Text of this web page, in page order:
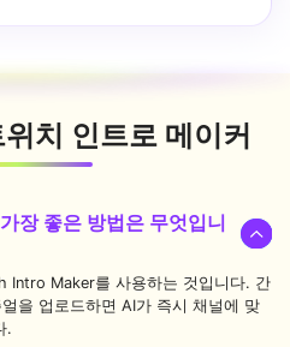
치 인트로 메이커
장 좋은 방법은 무엇입니
Intro Maker를 사용하는 것입니다. 간
을 업로드하면 AI가 즉시 채널에 맞
.